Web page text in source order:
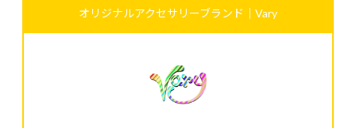
オリジナルアクセサリーブランド｜Vary